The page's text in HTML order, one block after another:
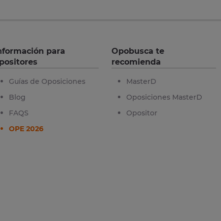
para
Guías de Oposiciones
Blog
FAQS
OPE 2026
Opobusca te
recomienda
MasterD
Oposiciones MasterD
Opositor